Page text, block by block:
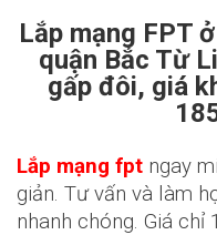
Lắp mạng FPT
quận Bắc Từ
gấp đôi, giá
Lắp mạng fpt ngay
giản. Tư vấn và làm
nhanh chóng. Giá chỉ